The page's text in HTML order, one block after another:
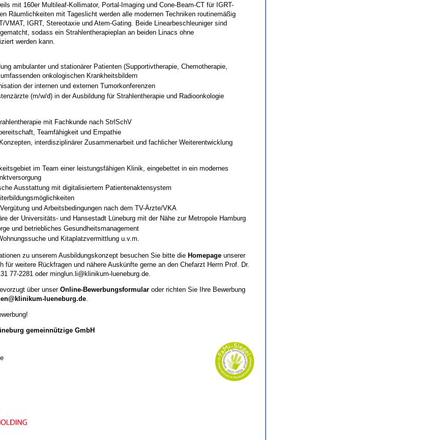
mit 160er Multileaf-Kollimator, Portal-Imaging und Cone-Beam-CT für IGRT-
Räumlichkeiten mit Tageslicht werden alle modernen Techniken routinemäßig
VMAT, IGRT, Stereotaxie und Atem-Gating. Beide Linearbeschleuniger sind
sodass ein Strahlentherapieplan an beiden Linacs ohne
werden kann.
ambulanter und stationärer Patienten (Supportivtherapie, Chemotherapie,
onkologischen Krankheitsbildern
der internen und externen Tumorkonferenzen
(m/w/d) in der Ausbildung für Strahlentherapie und Radioonkologie
mit Fachkunde nach StrlSchV
Teamfähigkeit und Empathie
interdisziplinärer Zusammenarbeit und fachlicher Weiterentwicklung
im Team einer leistungsfähigen Klinik, eingebettet in ein modernes
Ausstattung mit digitalisiertem Patientenaktensystem
und Arbeitsbedingungen nach dem TV-Ärzte/VKA
der Universitäts- und Hansestadt Lüneburg mit der Nähe zur Metropole Hamburg
und betriebliches Gesundheitsmanagement
und Kitaplatzvermittlung u.v.m.
zu unserem Ausbildungskonzept besuchen Sie bitte die Homepage unserer
für weitere Rückfragen und nähere Auskünfte gerne an den Chefarzt Herrn Prof. Dr.
77-2281 oderminglun.li@klinikum-lueneburg.de
über unserOnline-Bewerbungsformular oder richten Sie Ihre Bewerbung
lueneburg.de
gemeinnützige GmbH